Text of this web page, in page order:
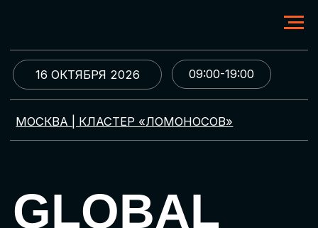
МОСКВА | КЛАСТЕР «ЛОМОНОСОВ»
GLOBAL
TECH
09:00-19:00
16 ОКТЯБРЯ 2026